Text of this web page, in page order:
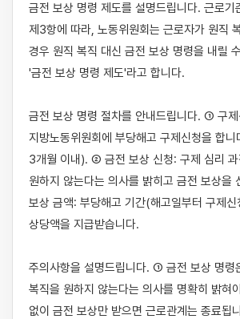
금전 보상 명령 제도를 설명드립니다. 근로
제3항에 따라, 노동위원회는 근로자가 원직
경우 원직 복직 대신 금전 보상 명령을 내릴
'금전 보상 명령 제도'라고 합니다.
금전 보상 명령 절차를 안내드립니다. ① 구제
지방노동위원회에 부당해고 구제신청을 합
3개월 이내). ② 금전 보상 신청: 구제 심리 과
원하지 않는다는 의사를 밝히고 금전 보상을
보상 금액: 부당해고 기간(해고일부터 구제
상당액을 지급받습니다.
주의사항을 설명드립니다. ① 금전 보상 명령
복직을 원하지 않는다는 의사를 명확히 밝혀
없이 금전 보상만 받으면 근로관계는 종료됩